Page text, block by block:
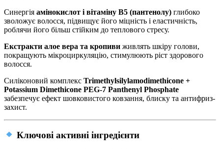
Синергія амінокислот і вітаміну B5 (пантенолу) глибоко
зволожує волосся, підвищує його міцність і еластичність,
роблячи його більш стійким до теплового стресу.
Екстракти алое вера та кропиви живлять шкіру голови,
покращують мікроциркуляцію, стимулюють ріст здорового
волосся.
Силіконовий комплекс Trimethylsilylamodimethicone +
Potassium Dimethicone PEG-7 Panthenyl Phosphate
забезпечує ефект шовковистого ковзання, блиску та антифриз-
захист.
Ключові активні інгредієнти